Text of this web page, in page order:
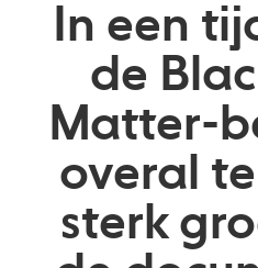
In een
de
Matter-
overal
sterk